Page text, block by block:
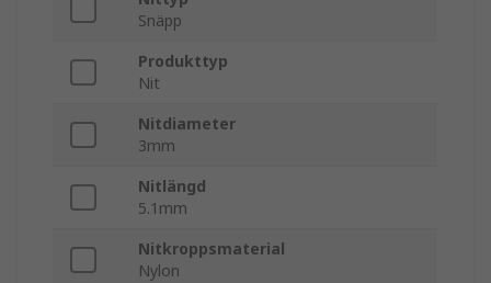
Snäpp
Produkttyp
Nit
Nitdiameter
3mm
Nitlängd
5.1mm
Nitkroppsmaterial
Nylon